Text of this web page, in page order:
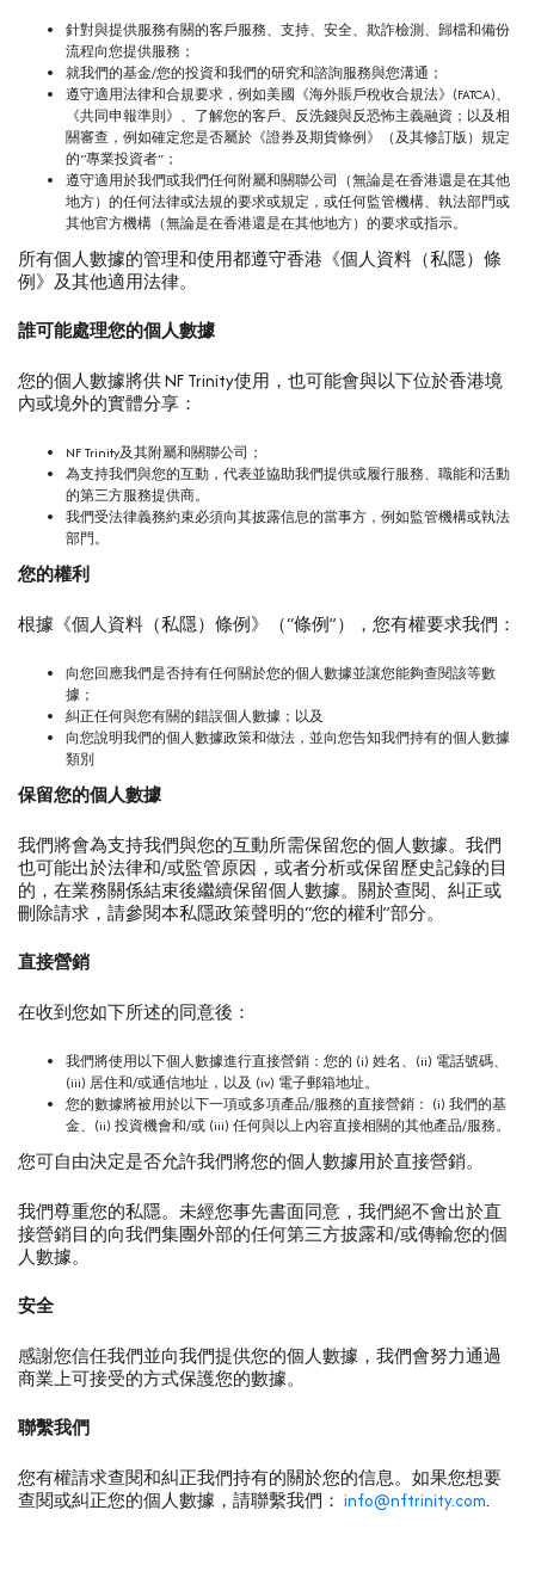
針對與提供服務有關的客戶服務、支持、安全、欺詐檢測、歸檔和備份
流程向您提供服務；
就我們的基金/您的投資和我們的研究和諮詢服務與您溝通；
遵守適用法律和合規要求，例如美國《海外賬戶稅收合規法》(FATCA)、
《共同申報準則》、了解您的客戶、反洗錢與反恐怖主義融資；以及相
關審查，例如確定您是否屬於《證券及期貨條例》（及其修訂版）規定
的“專業投資者”；
遵守適用於我們或我們任何附屬和關聯公司（無論是在香港還是在其他
地方）的任何法律或法規的要求或規定，或任何監管機構、執法部門或
其他官方機構（無論是在香港還是在其他地方）的要求或指示。
所有個人數據的管理和使用都遵守香港《個人資料（私隱）條
例》及其他適用法律。
誰可能處理您的個人數據
您的個人數據將供 NF Trinity使用，也可能會與以下位於香港境
內或境外的實體分享：
NF Trinity及其附屬和關聯公司；
為支持我們與您的互動，代表並協助我們提供或履行服務、職能和活動
的第三方服務提供商。
我們受法律義務約束必須向其披露信息的當事方，例如監管機構或執法
部門。
您的權利
根據《個人資料（私隱）條例》（“條例”），您有權要求我們：
向您回應我們是否持有任何關於您的個人數據並讓您能夠查閱該等數
據；
糾正任何與您有關的錯誤個人數據；以及
向您說明我們的個人數據政策和做法，並向您告知我們持有的個人數據
類別
保留您的個人數據
我們將會為支持我們與您的互動所需保留您的個人數據。我們
也可能出於法律和/或監管原因，或者分析或保留歷史記錄的目
的，在業務關係結束後繼續保留個人數據。關於查閱、糾正或
刪除請求，請參閱本私隱政策聲明的“您的權利”部分。
直接營銷
在收到您如下所述的同意後：
我們將使用以下個人數據進行直接營銷：您的 (i) 姓名、(ii) 電話號碼、
(iii) 居住和/或通信地址，以及 (iv) 電子郵箱地址。
您的數據將被用於以下一項或多項產品/服務的直接營銷： (i) 我們的基
金、(ii) 投資機會和/或 (iii) 任何與以上內容直接相關的其他產品/服務。
您可自由決定是否允許我們將您的個人數據用於直接營銷。
我們尊重您的私隱。未經您事先書面同意，我們絕不會出於直
接營銷目的向我們集團外部的任何第三方披露和/或傳輸您的個
人數據。
安全
感謝您信任我們並向我們提供您的個人數據，我們會努力通過
商業上可接受的方式保護您的數據。
聯繫我們
您有權請求查閱和糾正我們持有的關於您的信息。如果您想要
查閱或糾正您的個人數據，請聯繫我們： info@nftrinity.com.